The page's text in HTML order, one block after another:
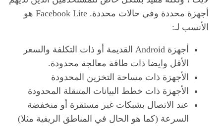
أجهزة محددة وفي حالات محددة. Facebook Lite هو
الأنسب لـ:
أجهزة Android القديمة أو ذات التكلفة والسعر
الأقل وايضا ذات طاقة معالجة محدودة.
الأجهزة ذات مساحة التخزين المحدودة
الأجهزة ذات خطط البيانات المتنقلة المحدودة
عند الاتصال بشبكات غير مستقرة أو منخفضة
السرعة (كما هو الحال في المناطق الريفية مثلا)